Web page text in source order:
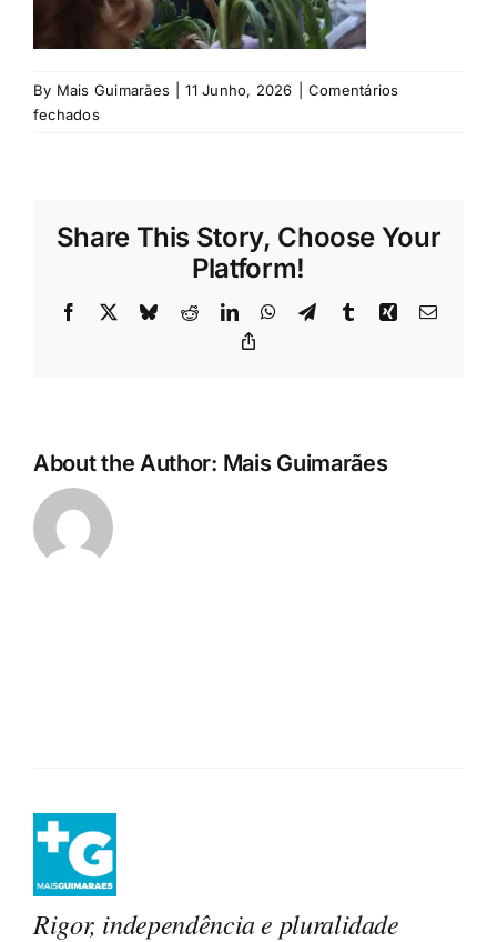
Rubricas
By Mais Guimarães 11 Junho, 2026
Comentários
fechadosem
Share This Story, Choose Your
Platform!
Facebook BlueskyRedditLinkedInWhatsApp
TelegramTumblrXing Email
About the Author: Mais Guimarães
Rigor, independência e pluralidade